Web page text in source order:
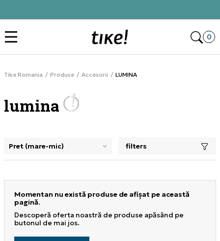
0
Tike Romania Produse Accesorii LUMINA
lumina
selectarea unui filtru închide panoul de filtre, încarcă
filters
Momentan nu există produse de afișat pe această
pagină.
Descoperă oferta noastră de produse apăsând pe
butonul de mai jos.